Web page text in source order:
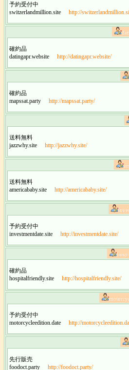
予約受付中
switzerlandmillion.site
http://
確約品
datingapr.website
http://datingapr.website/
確約品
mapssat.party
http://mapssat.party/
送料無料
jazzwhy.site
http://jazzwhy.site/
送料無料
americababy.site
http://americababy.site/
予約受付中
investmentdate.site
http://investmentdate.site/
確約品
hospitalfriendly.site
http://hospitalfriendly.site/
予約受付中
motorcycleedition.date
http://
先行販売
foodoct.party
http://foodoct.party/